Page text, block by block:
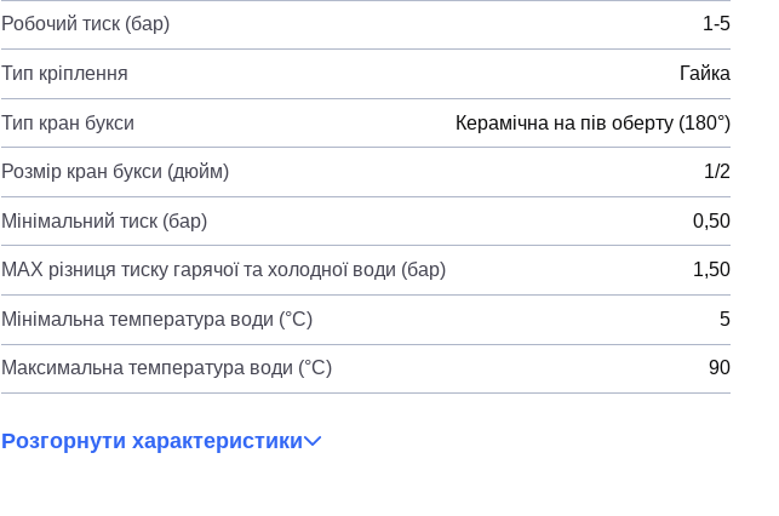
Робочий тиск (бар) 1-5
Тип кріплення Гайка
Тип кран букси Керамічна на пів оберту (180°)
Розмір кран букси (дюйм) 1/2
Мінімальний тиск (бар) 0,50
MAX різниця тиску гарячої та холодної води (бар) 1,50
Мінімальна температура води (°C) 5
Максимальна температура води (°C) 90
Розгорнути характеристики